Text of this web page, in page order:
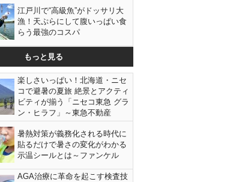
江戸川で“高級魚”がドッサリ大
漁！天ぷらにして腹いっぱい食
らう最強のコスパ
もっと見る
楽しさいっぱい！北海道・ニセ
コで避暑の夏旅 絶景とアクティ
ビティが揃う「ニセコ東急 グラ
ン・ヒラフ」～東急不動産
暑熱対策が義務化される時代に
貼るだけで暑さの変化がわかる
示温シールとは～ファンケル
AGA治療に革命を起こす検査技